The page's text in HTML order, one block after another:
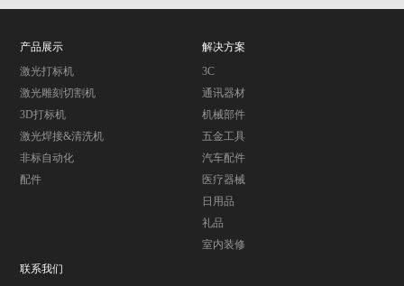
产品展示
激光打标机
激光雕刻切割机
3D打标机
激光焊接&清洗机
非标自动化
配件
解决方案
3C
通讯器材
机械部件
五金工具
汽车配件
医疗器械
日用品
礼品
室内装修
联系我们